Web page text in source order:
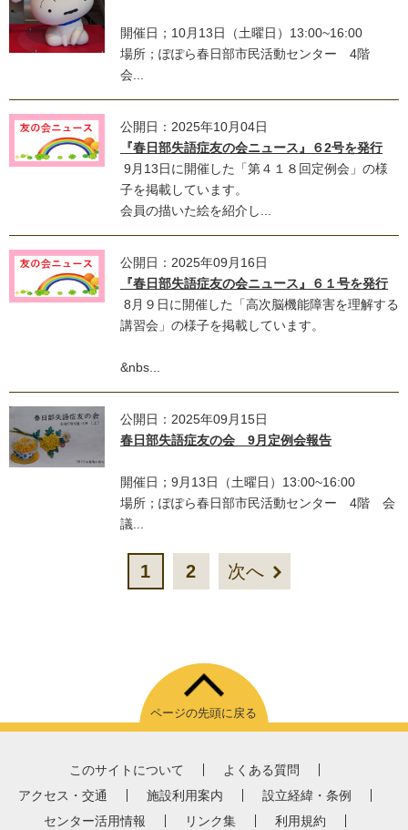
開催日；10月13日（土曜日）13:00~16:00
場所；ぽぽら春日部市民活動センター 4階
会...
公開日：2025年10月04日
『春日部失語症友の会ニュース』６2号を発行
9月13日に開催した「第４１８回定例会」の様
子を掲載しています。
会員の描いた絵を紹介し...
公開日：2025年09月16日
『春日部失語症友の会ニュース』６１号を発行
8月９日に開催した「高次脳機能障害を理解する
講習会」の様子を掲載しています。
&nbs...
公開日：2025年09月15日
春日部失語症友の会 9月定例会報告
開催日；9月13日（土曜日）13:00~16:00
場所；ぽぽら春日部市民活動センター 4階 会
議...
1 2 次へ
ページの先頭に戻る
このサイトについて
よくある質問
アクセス・交通
施設利用案内
設立経緯・条例
センター活用情報
リンク集 利用規約